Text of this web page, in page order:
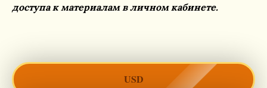
доступа к материалам в личном кабинете.
USD